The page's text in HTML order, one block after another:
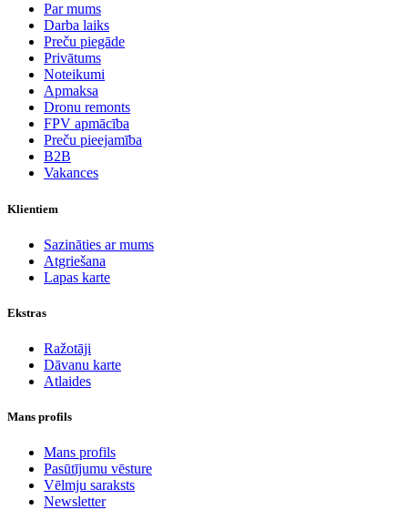
Par mums
Darba laiks
Preču piegāde
Privātums
Noteikumi
Apmaksa
Dronu remonts
FPV apmācība
Preču pieejamība
B2B
Vakances
Klientiem
Sazināties ar mums
Atgriešana
Lapas karte
Ekstras
Ražotāji
Dāvanu karte
Atlaides
Mans profils
Mans profils
Pasūtījumu vēsture
Vēlmju saraksts
Newsletter